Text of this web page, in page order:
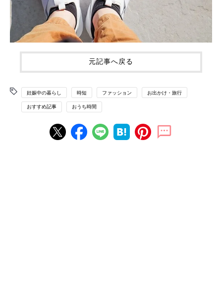
元記事へ戻る
妊娠中の暮らし 時短 ファッション お出かけ・旅行
おすすめ記事 おうち時間